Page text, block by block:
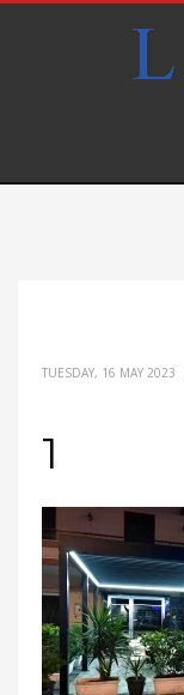
TUESDAY, 16 MAY 2023
1